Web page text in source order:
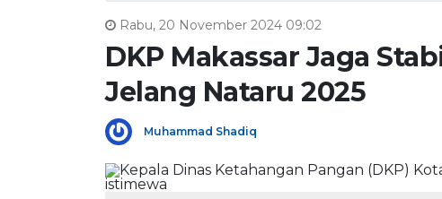
Rabu, 20 November 2024 09:02
DKP Makassar Jaga
Jelang Nataru 2025
Muhammad Shadiq